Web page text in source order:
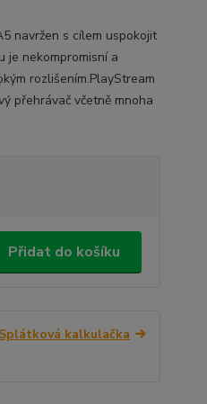
navržen s cílem uspokojit
je nekompromisní a
rozlišením.PlayStream
přehrávač včetně mnoha
Přidat do košíku
Splátková kalkulačka